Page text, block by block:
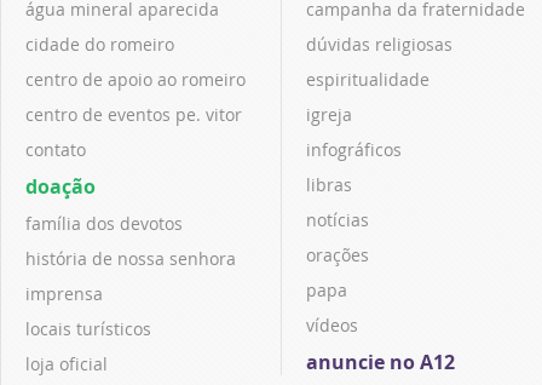
água mineral aparecida
cidade do romeiro
centro de apoio ao romeiro
centro de eventos pe. vitor
contato
doação
família dos devotos
história de nossa senhora
imprensa
locais turísticos
loja oficial
campanha da fraternidade
dúvidas religiosas
espiritualidade
igreja
infográficos
libras
notícias
orações
papa
vídeos
anuncie no A12